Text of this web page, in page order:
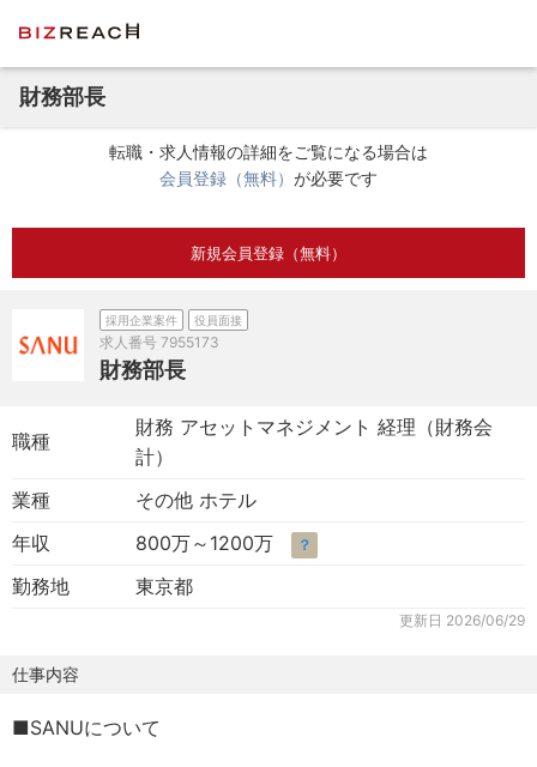
財務部長
転職・求人情報の詳細をご覧になる場合は
会員登録（無料） が必要です
新規会員登録（無料）
採用企業案件 役員面接
求人番号 7955173
財務部長
職種
財務 アセットマネジメント 経理（財務会
計）
業種
その他 ホテル
年収
800万～1200万 ？
勤務地 東京都
更新日 2026/06/29
仕事内容
■SANUについて